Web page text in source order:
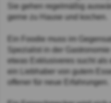
Sie gehen regelmäßig
gerne zu Hause und kochen.
Ein Foodie muss im
Spezialist in der
etwas Exklusiveres sucht als
ein Liebhaber von gutem
offener für neue Erfahrungen.